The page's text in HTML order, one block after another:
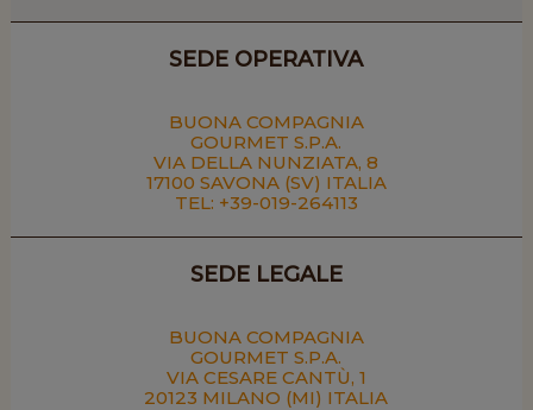
SEDE OPERATIVA
BUONA COMPAGNIA
GOURMET S.P.A.
VIA DELLA NUNZIATA, 8
17100 SAVONA (SV) ITALIA
TEL: +39-019-264113
SEDE LEGALE
BUONA COMPAGNIA
GOURMET S.P.A.
VIA CESARE CANTÙ, 1
20123 MILANO (MI) ITALIA